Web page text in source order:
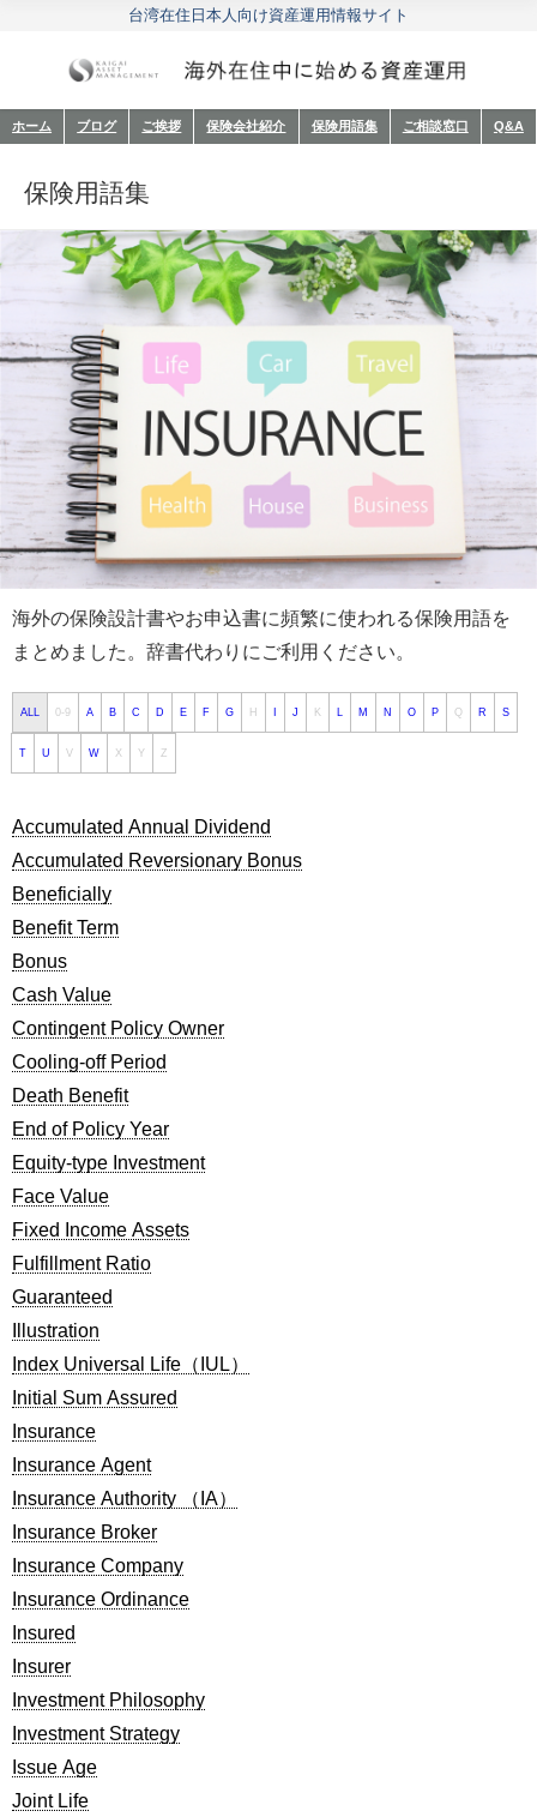
台湾在住日本人向け資産運用情報サイト
ホーム ブログ ご挨拶 保険会社紹介 保険用語集 ご相談窓口 Q&A
保険用語集
海外の保険設計書やお申込書に頻繁に使われる保険用語を
まとめました。辞書代わりにご利用ください。
ALL 0-9 A B C D E F G H J K M N O P Q R S
T V W X Y Z
Accumulated Annual Dividend
Accumulated Reversionary Bonus
Beneficially
Benefit Term
Bonus
Cash Value
Contingent Policy Owner
Cooling-off Period
Death Benefit
End of Policy Year
Equity-type Investment
Face Value
Fixed Income Assets
Fulfillment Ratio
Guaranteed
Illustration
Index Universal Life（IUL）
Initial Sum Assured
Insurance
Insurance Agent
Insurance Authority （IA）
Insurance Broker
Insurance Company
Insurance Ordinance
Insured
Insurer
Investment Philosophy
Investment Strategy
Issue Age
Joint Life